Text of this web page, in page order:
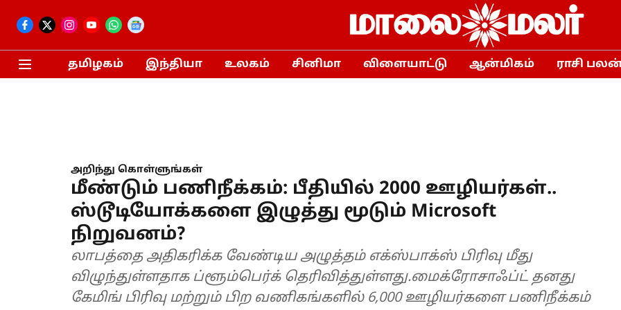
தமிழகம் இந்தியா உலகம் சினிமா விளையாட்டு ஆன்மிகம் ராசி
அறிந்து கொள்ளுங்கள்
மீண்டும் பணிநீக்கம்: பீதியில் 2000 ஊழியர்கள்..
ஸ்டூடியோக்களை இழுத்து மூடும் Microsoft
நிறுவனம்?
லாபத்தை அதிகரிக்க வேண்டிய அழுத்தம் எக்ஸ்பாக்ஸ் பிரிவு மீது
விழுந்துள்ளதாக ப்ளூம்பெர்க் தெரிவித்துள்ளது.மைக்ரோசாஃப்ட் தனது
கேமிங் பிரிவு மற்றும் பிற வணிகங்களில் 6,000 ஊழியர்களை பணிநீக்கம்